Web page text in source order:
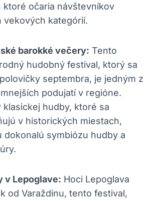
ktoré očaria návštevníkov
vekových kategórií.
barokké večery: Tento
hudobný festival, ktorý sa
septembra, je jedným z
podujatí v regióne.
klasickej hudby, ktoré sa
v historických miestach,
dokonalú symbiózu hudby a
v Lepoglave: Hoci Lepoglava
od Varaždinu, tento festival,